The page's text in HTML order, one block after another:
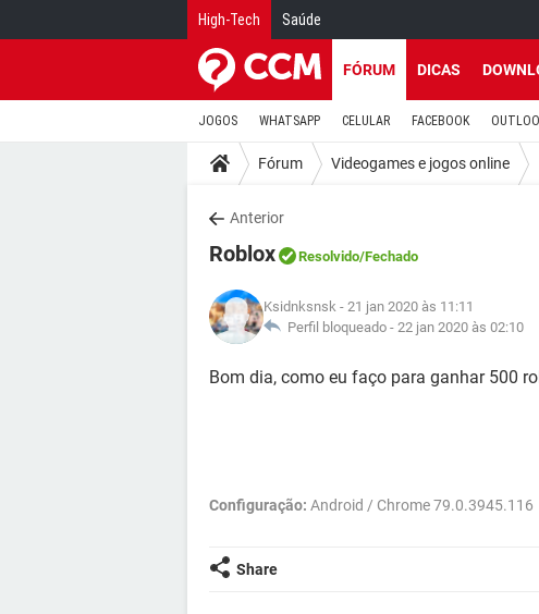
High-Tech Saúde
FÓRUM DICAS
JOGOS WHATSAPP CELULAR FACEBOOK
Fórum Videogames e jogos online
Anterior
Roblox Resolvido/Fechado
Ksidnksnsk - 21 jan 2020 às 11:11
Perfil bloqueado - 22 jan 2020 às 02:10
Bom dia, como eu faço para ganhar 500
Configuração: Android / Chrome 79.0.3945.116
Share